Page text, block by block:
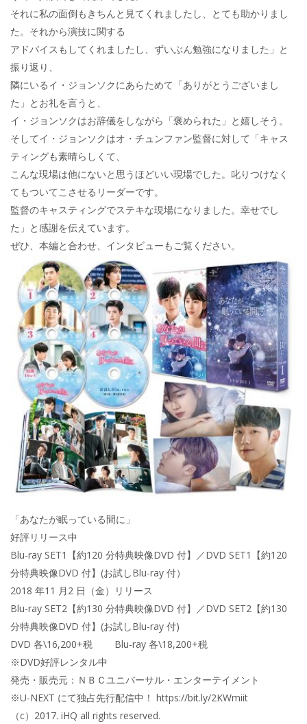
それに私の面倒もきちんと見てくれましたし、とても助かりまし
た。それから演技に関する
アドバイスもしてくれましたし、ずいぶん勉強になりました」と
振り返り、
隣にいるイ・ジョンソクにあらためて「ありがとうございまし
た」とお礼を言うと、
イ・ジョンソクはお辞儀をしながら「褒められた」と嬉しそう。
そしてイ・ジョンソクはオ・チュンファン監督に対して「キャス
ティングも素晴らしくて、
こんな現場は他にないと思うほどいい現場でした。叱りつけなく
てもついてこさせるリーダーです。
監督のキャスティングでステキな現場になりました。幸せでし
た」と感謝を伝えています。
ぜひ、本編と合わせ、インタビューもご覧ください。
「あなたが眠っている間に」
好評リリース中
Blu-ray SET1【約120 分特典映像DVD 付】／DVD SET1【約120
分特典映像DVD 付】(お試しBlu-ray 付）
2018 年11 月2 日（金）リリース
Blu-ray SET2【約130 分特典映像DVD 付】／DVD SET2【約130
分特典映像DVD 付】(お試しBlu-ray 付)
DVD 各\16,200+税 Blu-ray 各\18,200+税
※DVD好評レンタル中
発売・販売元：ＮＢＣユニバーサル・エンターテイメント
※U-NEXT にて独占先行配信中！ https://bit.ly/2KWmiit
（c）2017. iHQ all rights reserved.